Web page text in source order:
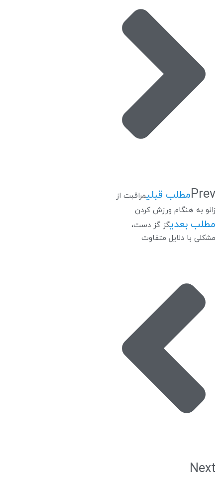
Prevمطلب قبلیمراقبت از
زانو به هنگام ورزش کردن
مطلب بعدیگز گز دست،
مشکلی با دلایل متفاوت
Next